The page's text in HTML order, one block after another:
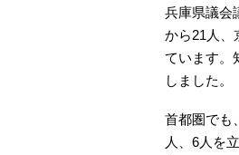
兵庫県議会
から21人、
ています。
しました。
首都圏でも
人、6人を